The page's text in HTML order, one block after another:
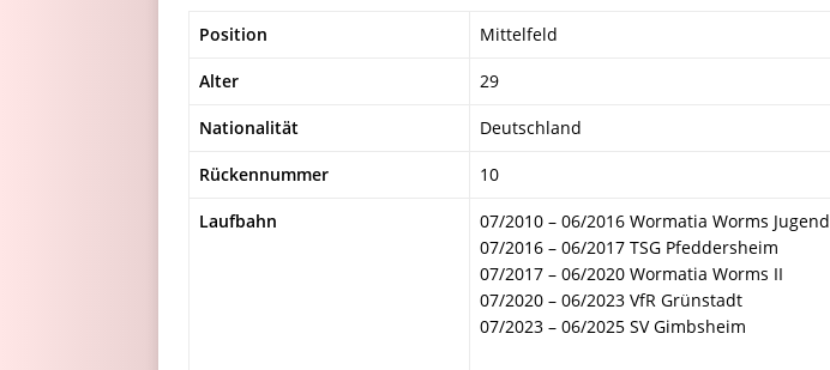
Position Mittelfeld
Alter 29
Nationalität Deutschland
Rückennummer 10
Laufbahn
07/2010 – 06/2016 Wormatia Worms Jugend
07/2016 – 06/2017 TSG Pfeddersheim
07/2017 – 06/2020 Wormatia Worms II
07/2020 – 06/2023 VfR Grünstadt
07/2023 – 06/2025 SV Gimbsheim